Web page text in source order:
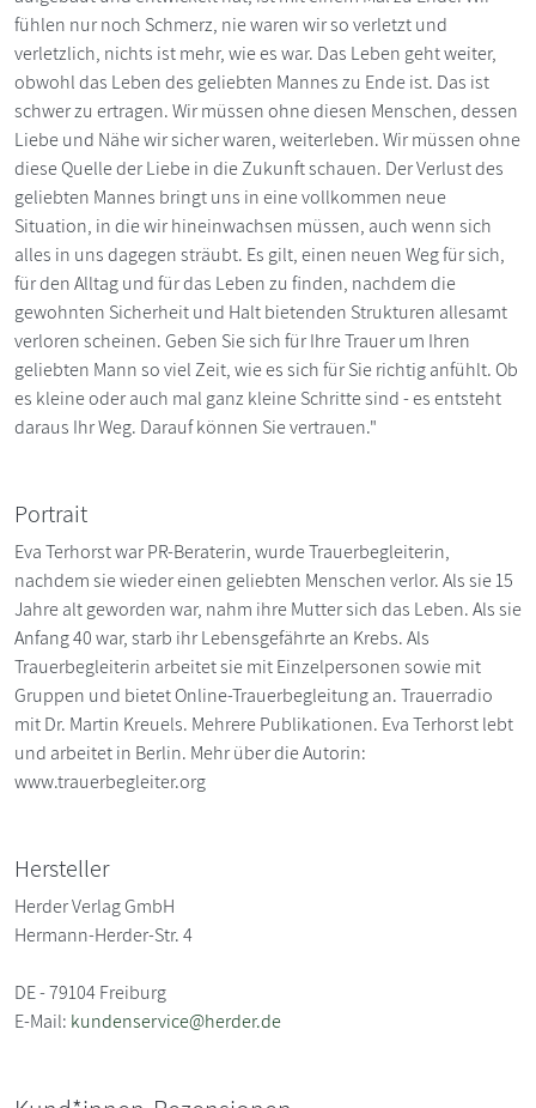
fühlen nur noch Schmerz, nie waren wir so verletzt und
verletzlich, nichts ist mehr, wie es war. Das Leben geht weiter,
obwohl das Leben des geliebten Mannes zu Ende ist. Das ist
schwer zu ertragen. Wir müssen ohne diesen Menschen, dessen
Liebe und Nähe wir sicher waren, weiterleben. Wir müssen ohne
diese Quelle der Liebe in die Zukunft schauen. Der Verlust des
geliebten Mannes bringt uns in eine vollkommen neue
Situation, in die wir hineinwachsen müssen, auch wenn sich
alles in uns dagegen sträubt. Es gilt, einen neuen Weg für sich,
für den Alltag und für das Leben zu finden, nachdem die
gewohnten Sicherheit und Halt bietenden Strukturen allesamt
verloren scheinen. Geben Sie sich für Ihre Trauer um Ihren
geliebten Mann so viel Zeit, wie es sich für Sie richtig anfühlt. Ob
es kleine oder auch mal ganz kleine Schritte sind - es entsteht
daraus Ihr Weg. Darauf können Sie vertrauen."
Portrait
Eva Terhorst war PR-Beraterin, wurde Trauerbegleiterin,
nachdem sie wieder einen geliebten Menschen verlor. Als sie 15
Jahre alt geworden war, nahm ihre Mutter sich das Leben. Als sie
Anfang 40 war, starb ihr Lebensgefährte an Krebs. Als
Trauerbegleiterin arbeitet sie mit Einzelpersonen sowie mit
Gruppen und bietet Online-Trauerbegleitung an. Trauerradio
mit Dr. Martin Kreuels. Mehrere Publikationen. Eva Terhorst lebt
und arbeitet in Berlin. Mehr über die Autorin:
www.trauerbegleiter.org
Hersteller
Herder Verlag GmbH
Hermann-Herder-Str. 4
DE - 79104 Freiburg
E-Mail: kundenservice@herder.de